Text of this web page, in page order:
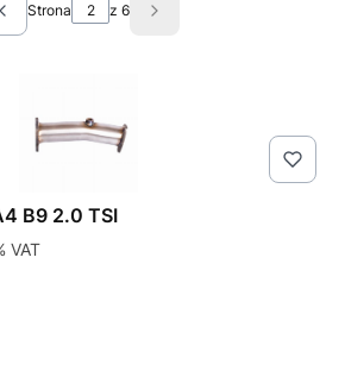
Poprzednie produkty
Strona z 6 Następne produkty
B9 2.0 TSI
VAT